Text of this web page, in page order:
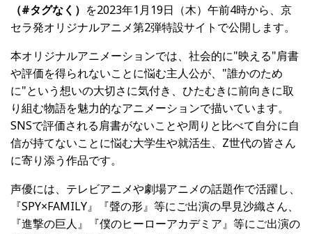
（#タグなく） を2023年1月19日（木）午前4時から、京
セラ発オリジナルアニメ第2弾特設サイトで公開します。
本オリジナルアニメーションでは、社会的に"映える"肩書
や評価を得られないことに悩む主人公が、"誰かのため
に"という想いの大切さに気付き、ひたむきに前向きに取
り組む物語を魅力的なアニメーションで描いています。
SNSで評価される肩書がないことや周りと比べて自分に自
信が持てないことに悩む大学生や就活生、Z世代の皆さん
に寄り添う作品です。
声優には、テレビアニメや劇場アニメの話題作で活躍し、
『SPY×FAMILY』『聲の形』等にご出演の早見沙織さん、
『進撃の巨人』『僕のヒーローアカデミア』等にご出演の